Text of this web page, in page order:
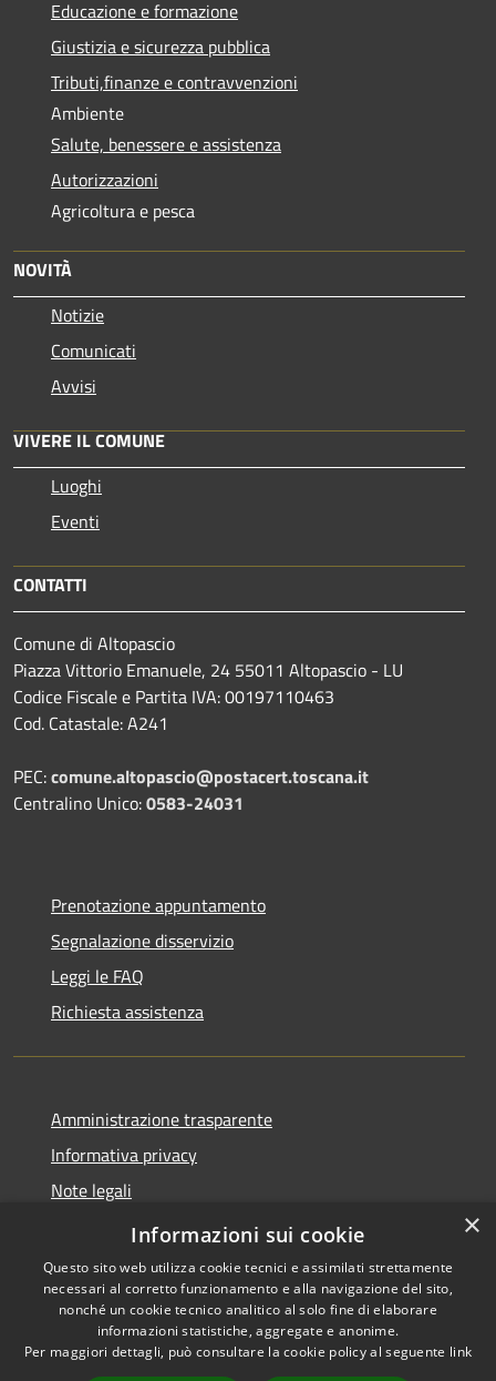
Educazione e formazione
Giustizia e sicurezza pubblica
Tributi,finanze e contravvenzioni
Ambiente
Salute, benessere e assistenza
Autorizzazioni
Agricoltura e pesca
NOVITÀ
Notizie
Comunicati
Avvisi
VIVERE IL COMUNE
Luoghi
Eventi
CONTATTI
Comune di Altopascio
Piazza Vittorio Emanuele, 24 55011 Altopascio - LU
Codice Fiscale e Partita IVA: 00197110463
Cod. Catastale: A241
PEC:comune.altopascio@postacert.toscana.it
Centralino Unico:0583-24031
Prenotazione appuntamento
Segnalazione disservizio
Leggi le FAQ
Richiesta assistenza
Amministrazione trasparente
Informativa privacy
Note legali
Dichiarazione di accessibilità
Accessibilità
Copyright © 2026 • Comune di
Altopascio • Powered by
×
Informazioni sui cookie
Questo sito web utilizza cookie tecnici e assimilati strettamente
necessari al corretto funzionamento e alla navigazione del sito,
nonché un cookie tecnico analitico al solo fine di elaborare
informazioni statistiche, aggregate e anonime.
Per maggiori dettagli, può consultare la cookie policy al seguente link